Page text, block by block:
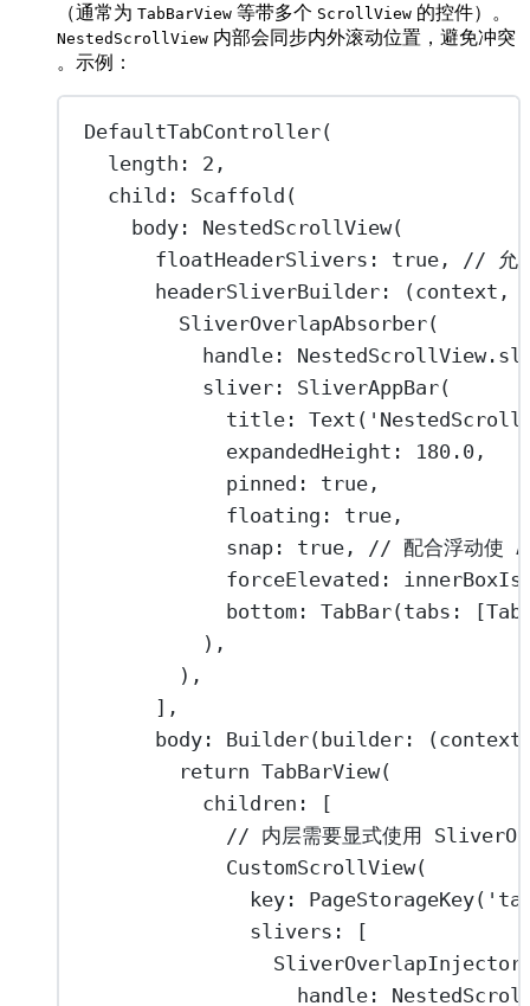
（通常为 TabBarView 等带多个 ScrollView 的控件）。
NestedScrollView 内部会同步内外滚动位置，避免冲突
。示例：
DefaultTabController(
length : 2 ,
child : Scaffold (
body : NestedScrollView(
floatHeaderSlivers : true , // 允
headerSliverBuilder :
(context,
SliverOverlapAbsorber(
handle : NestedScrollView.
sliver : SliverAppBar(
title : Text (
expandedHeight : 180.0 ,
pinned : true ,
floating : true ,
snap : true , // 配合浮动使
forceElevated :
bottom : TabBar(tabs : [Tab
),
),
],
body : Builder(builder :
return TabBarView(
children :
[
// 内层需要显式使用
CustomScrollView(
key : PageStorageKey(
slivers :
[
SliverOverlapInjector
handle :